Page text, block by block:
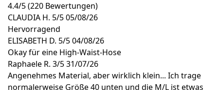
4.4/5(220 Bewertungen)
CLAUDIA H. 5/505/08/26
Hervorragend
ELISABETH D. 5/504/08/26
Okay für eine High-Waist-Hose
Raphaele R. 3/531/07/26
Angenehmes Material, aber wirklich klein... Ich trage
normalerweise Größe 40 unten und die M/L ist etwas